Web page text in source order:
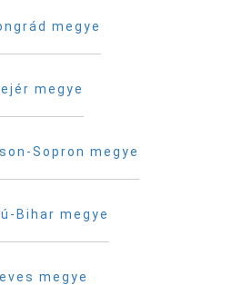
megye
megye
Sopron megye
Bihar megye
megye